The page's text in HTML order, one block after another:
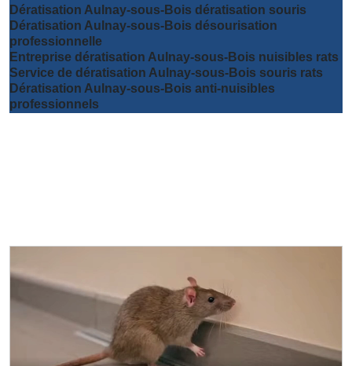
Dératisation Aulnay-sous-Bois dératisation souris
Dératisation Aulnay-sous-Bois désourisation
professionnelle
Entreprise dératisation Aulnay-sous-Bois nuisibles rats
Service de dératisation Aulnay-sous-Bois souris rats
Dératisation Aulnay-sous-Bois anti-nuisibles
professionnels